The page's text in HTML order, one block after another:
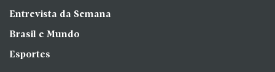
Entrevista da Semana
Brasil e Mundo
Esportes